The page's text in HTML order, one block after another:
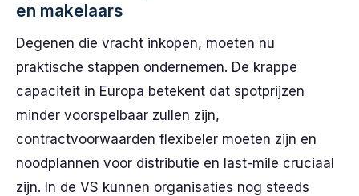
en makelaars
Degenen die vracht inkopen, moeten nu
praktische stappen ondernemen. De krappe
capaciteit in Europa betekent dat spotprijzen
minder voorspelbaar zullen zijn,
contractvoorwaarden flexibeler moeten zijn en
noodplannen voor distributie en last-mile cruciaal
zijn. In de VS kunnen organisaties nog steeds